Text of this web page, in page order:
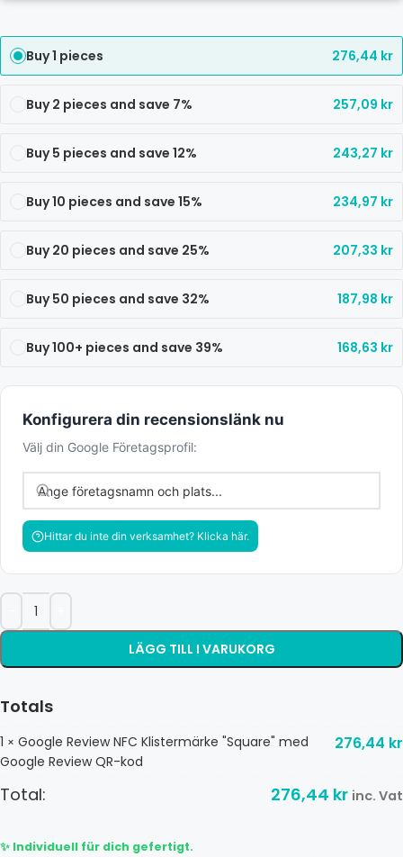
Buy 1 pieces 276,44 kr
Buy 2 pieces and save 7% 257,09 kr
Buy 5 pieces and save 12% 243,27 kr
Buy 10 pieces and save 15% 234,97 kr
Buy 20 pieces and save 25% 207,33 kr
Buy 50 pieces and save 32% 187,98 kr
Buy 100+ pieces and save 39% 168,63 kr
Konfigurera din recensionslänk nu
Välj din Google Företagsprofil:
Hittar du inte din verksamhet? Klicka här.
LÄGG TILL I VARUKORG
Totals
1 × Google Review NFC Klistermärke "Square" med
Google Review QR-kod
276,44 kr
Total: 276,44 kr inc. Vat
✨ Individuell für dich gefertigt.